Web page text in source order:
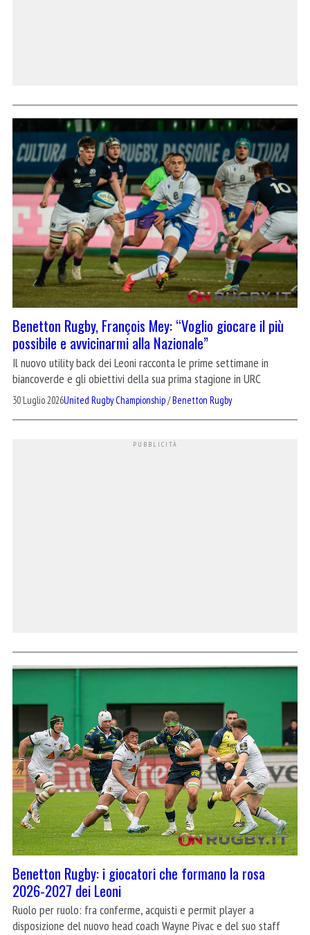
Benetton Rugby, François Mey: “Voglio giocare il più
possibile e avvicinarmi alla Nazionale”
Il nuovo utility back dei Leoni racconta le prime settimane in
biancoverde e gli obiettivi della sua prima stagione in URC
30 Luglio 2026United Rugby Championship/Benetton Rugby
Benetton Rugby: i giocatori che formano la rosa
2026-2027 dei Leoni
Ruolo per ruolo: fra conferme, acquisti e permit player a
disposizione del nuovo head coach Wayne Pivac e del suo staff